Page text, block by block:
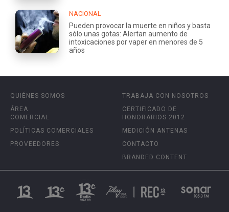
NACIONAL
Pueden provocar la muerte en niños y basta
sólo unas gotas: Alertan aumento de
intoxicaciones por vaper en menores de 5
años
QUIÉNES SOMOS
ÁREA
COMERCIAL
POLÍTICAS COMERCIALES
PROVEEDORES
TRABAJA CON NOSOTROS
CERTIFICADO DE
HONORARIOS 2012
MEDICIÓN ANTENAS
CONTACTO
BRANDED CONTENT